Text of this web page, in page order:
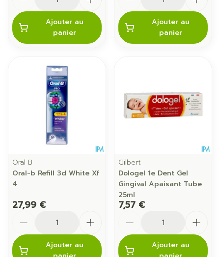
Ajouter au
panier
Ajouter au
panier
Oral B
Oral-b Refill 3d White Xf
4
27,99 €
Ajouter au
Gilbert
Dologel 1e Dent Gel
Gingival Apaisant Tube
25ml
7,57 €
Ajouter au